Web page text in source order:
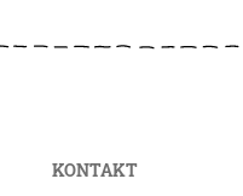
KONTAKT